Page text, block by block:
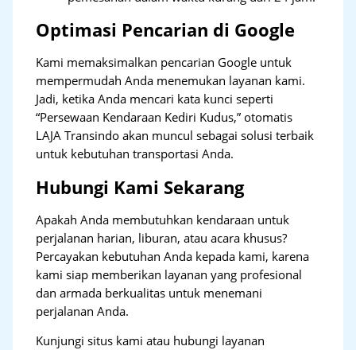
Optimasi Pencarian di Google
Kami memaksimalkan pencarian Google untuk
mempermudah Anda menemukan layanan kami.
Jadi, ketika Anda mencari kata kunci seperti
“Persewaan Kendaraan Kediri Kudus,” otomatis
LAJA Transindo akan muncul sebagai solusi terbaik
untuk kebutuhan transportasi Anda.
Hubungi Kami Sekarang
Apakah Anda membutuhkan kendaraan untuk
perjalanan harian, liburan, atau acara khusus?
Percayakan kebutuhan Anda kepada kami, karena
kami siap memberikan layanan yang profesional
dan armada berkualitas untuk menemani
perjalanan Anda.
Kunjungi situs kami atau hubungi layanan